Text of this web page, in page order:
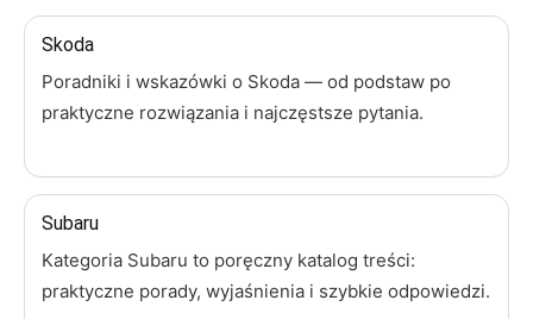
Skoda
Poradniki i wskazówki o Skoda — od podstaw po
praktyczne rozwiązania i najczęstsze pytania.
Subaru
Kategoria Subaru to poręczny katalog treści:
praktyczne porady, wyjaśnienia i szybkie odpowiedzi.